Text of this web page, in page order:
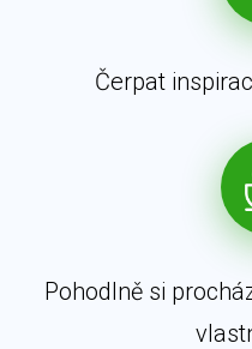
Čerpat
Pohodlně si